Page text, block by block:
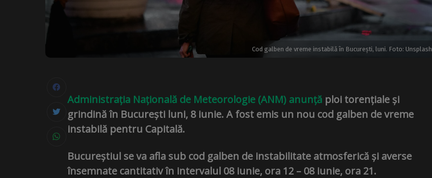
Cod galben de vreme instabilă în București, luni. Foto: Unsplash
Administrația Națională de Meteorologie (ANM) anunță ploi torențiale și
grindină în București luni, 8 iunie. A fost emis un nou cod galben de vreme
instabilă pentru Capitală.
Bucureștiul se va afla sub cod galben de instabilitate atmosferică și averse
însemnate cantitativ în intervalul 08 iunie, ora 12 – 08 iunie, ora 21.